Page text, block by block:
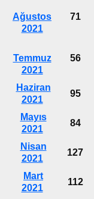
Ağustos
2021
71
Temmuz
2021
56
Haziran
2021
95
Mayıs
2021
84
Nisan
2021
127
Mart
2021
112